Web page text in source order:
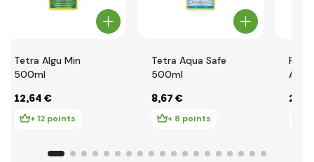
Tetra Algu Min
500ml
12,64 €
+ 12 points
Tetra Aqua Safe
500ml
8,67 €
+ 8 points
2